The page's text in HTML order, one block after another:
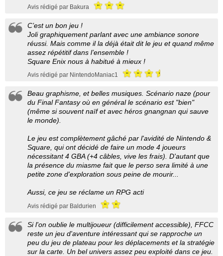
Avis rédigé par Bakura
C’est un bon jeu !
Joli graphiquement parlant avec une ambiance sonore
réussi. Mais comme il la déjà était dit le jeu et quand même
assez répétitif dans l’ensemble !
Square Enix nous à habitué à mieux !
Avis rédigé par NintendoManiac1
Beau graphisme, et belles musiques. Scénario naze (pour
du Final Fantasy où en général le scénario est "bien"
(même si souvent naïf et avec héros gnangnan qui sauve
le monde).
Le jeu est complètement gâché par l'avidité de Nintendo &
Square, qui ont décidé de faire un mode 4 joueurs
nécessitant 4 GBA (+4 câbles, vive les frais). D'autant que
la présence du miasme fait que le perso sera limité à une
petite zone d'exploration sous peine de mourir...
Aussi, ce jeu se réclame un RPG acti
Avis rédigé par Baldurien
Si l'on oublie le multijoueur (difficilement accessible), FFCC
reste un jeu d'aventure intéressant qui se rapproche un
peu du jeu de plateau pour les déplacements et la stratégie
sur la carte. Un bel univers assez peu exploité dans ce jeu.